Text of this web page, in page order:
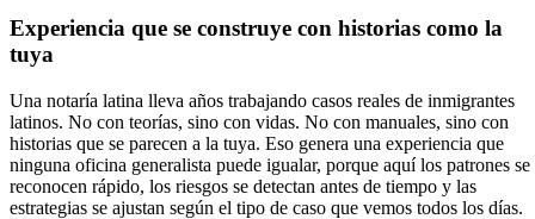
Experiencia que se construye con historias como la
tuya
Una notaría latina lleva años trabajando casos reales de inmigrantes
latinos. No con teorías, sino con vidas. No con manuales, sino con
historias que se parecen a la tuya. Eso genera una experiencia que
ninguna oficina generalista puede igualar, porque aquí los patrones se
reconocen rápido, los riesgos se detectan antes de tiempo y las
estrategias se ajustan según el tipo de caso que vemos todos los días.